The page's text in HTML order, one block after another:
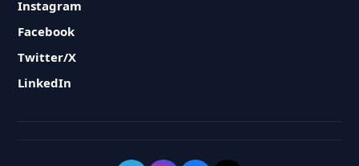
Instagram
Facebook
Twitter/X
LinkedIn